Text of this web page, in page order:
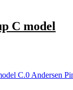
C model